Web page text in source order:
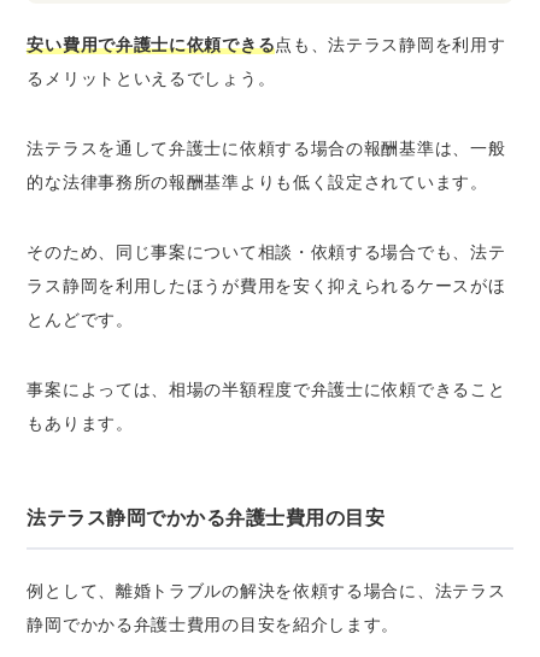
安い費用で弁護士に依頼できる点も、法テラス静岡を利用す
るメリットといえるでしょう。
法テラスを通して弁護士に依頼する場合の報酬基準は、一般
的な法律事務所の報酬基準よりも低く設定されています。
そのため、同じ事案について相談・依頼する場合でも、法テ
ラス静岡を利用したほうが費用を安く抑えられるケースがほ
とんどです。
事案によっては、相場の半額程度で弁護士に依頼できること
もあります。
法テラス静岡でかかる弁護士費用の目安
例として、離婚トラブルの解決を依頼する場合に、法テラス
静岡でかかる弁護士費用の目安を紹介します。